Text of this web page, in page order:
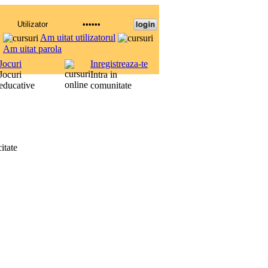
Am uitat utilizatorul
Am uitat parola
Inregistreaza-te
Intra in
comunitate